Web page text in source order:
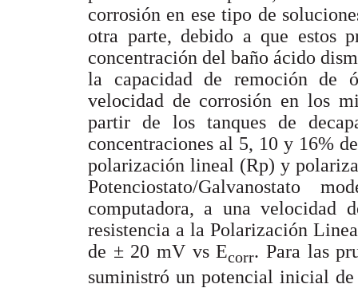
corrosión en ese tipo de
otra parte, debido a que estos
concentración del baño ácido
la capacidad de remoción de
velocidad de corrosión en los
partir de los tanques de
concentraciones al 5, 10 y 16%
polarización lineal (Rp) y
Potenciostato/Galvanostato
computadora, a una velocidad
resistencia a la Polarización
de ± 20 mV vs Ecorr. Para las
suministró un potencial inicial